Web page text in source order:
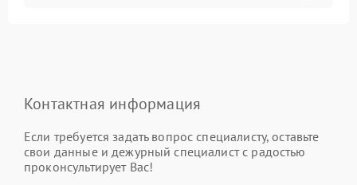
Контактная информация
Если требуется задать вопрос специалисту, оставьте
свои данные и дежурный специалист с радостью
проконсультирует Вас!